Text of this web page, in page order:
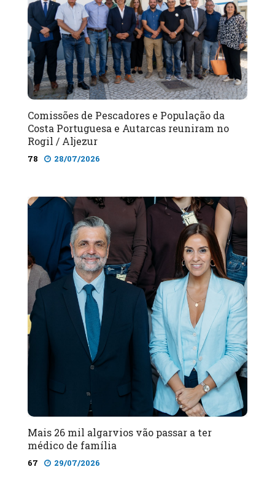
Comissões de Pescadores e População da
Costa Portuguesa e Autarcas reuniram no
Rogil / Aljezur
78 28/07/2026
Mais 26 mil algarvios vão passar a ter
médico de família
67 29/07/2026